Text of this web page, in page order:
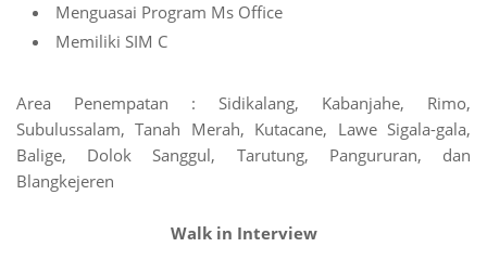
Menguasai Program Ms Office
Memiliki SIM C
Area Penempatan : Sidikalang, Kabanjahe, Rimo,
Subulussalam, Tanah Merah, Kutacane, Lawe Sigala-gala,
Balige, Dolok Sanggul, Tarutung, Pangururan, dan
Blangkejeren
Walk in Interview